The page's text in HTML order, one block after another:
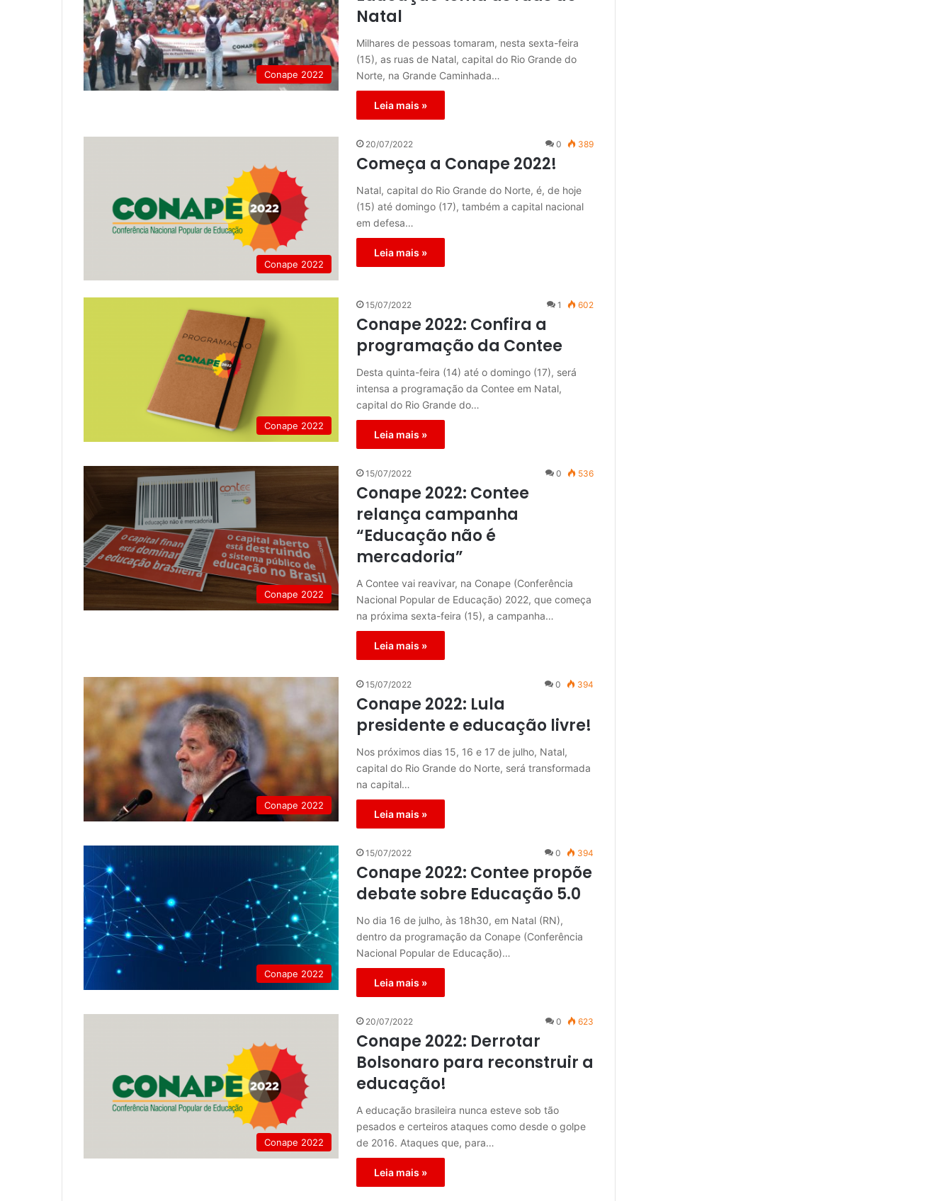
Conape 2022
Natal
Milhares de pessoas tomaram, nesta sexta-feira
(15), as ruas de Natal, capital do Rio Grande do
Norte, na Grande Caminhada…
Leia mais »
Conape 2022
20/07/2022 0 389
Começa a Conape 2022!
Natal, capital do Rio Grande do Norte, é, de hoje
(15) até domingo (17), também a capital nacional
em defesa…
Leia mais »
Conape 2022
15/07/2022 1 602
Conape 2022: Confira a
programação da Contee
Desta quinta-feira (14) até o domingo (17), será
intensa a programação da Contee em Natal,
capital do Rio Grande do…
Leia mais »
Conape 2022
15/07/2022 0 536
Conape 2022: Contee
relança campanha
“Educação não é
mercadoria”
A Contee vai reavivar, na Conape (Conferência
Nacional Popular de Educação) 2022, que começa
na próxima sexta-feira (15), a campanha…
Leia mais »
Conape 2022
15/07/2022 0 394
Conape 2022: Lula
presidente e educação livre!
Nos próximos dias 15, 16 e 17 de julho, Natal,
capital do Rio Grande do Norte, será transformada
na capital…
Leia mais »
Conape 2022
15/07/2022 0 394
Conape 2022: Contee propõe
debate sobre Educação 5.0
No dia 16 de julho, às 18h30, em Natal (RN),
dentro da programação da Conape (Conferência
Nacional Popular de Educação)…
Leia mais »
Conape 2022
20/07/2022 0 623
Conape 2022: Derrotar
Bolsonaro para reconstruir a
educação!
A educação brasileira nunca esteve sob tão
pesados e certeiros ataques como desde o golpe
de 2016. Ataques que, para…
Leia mais »